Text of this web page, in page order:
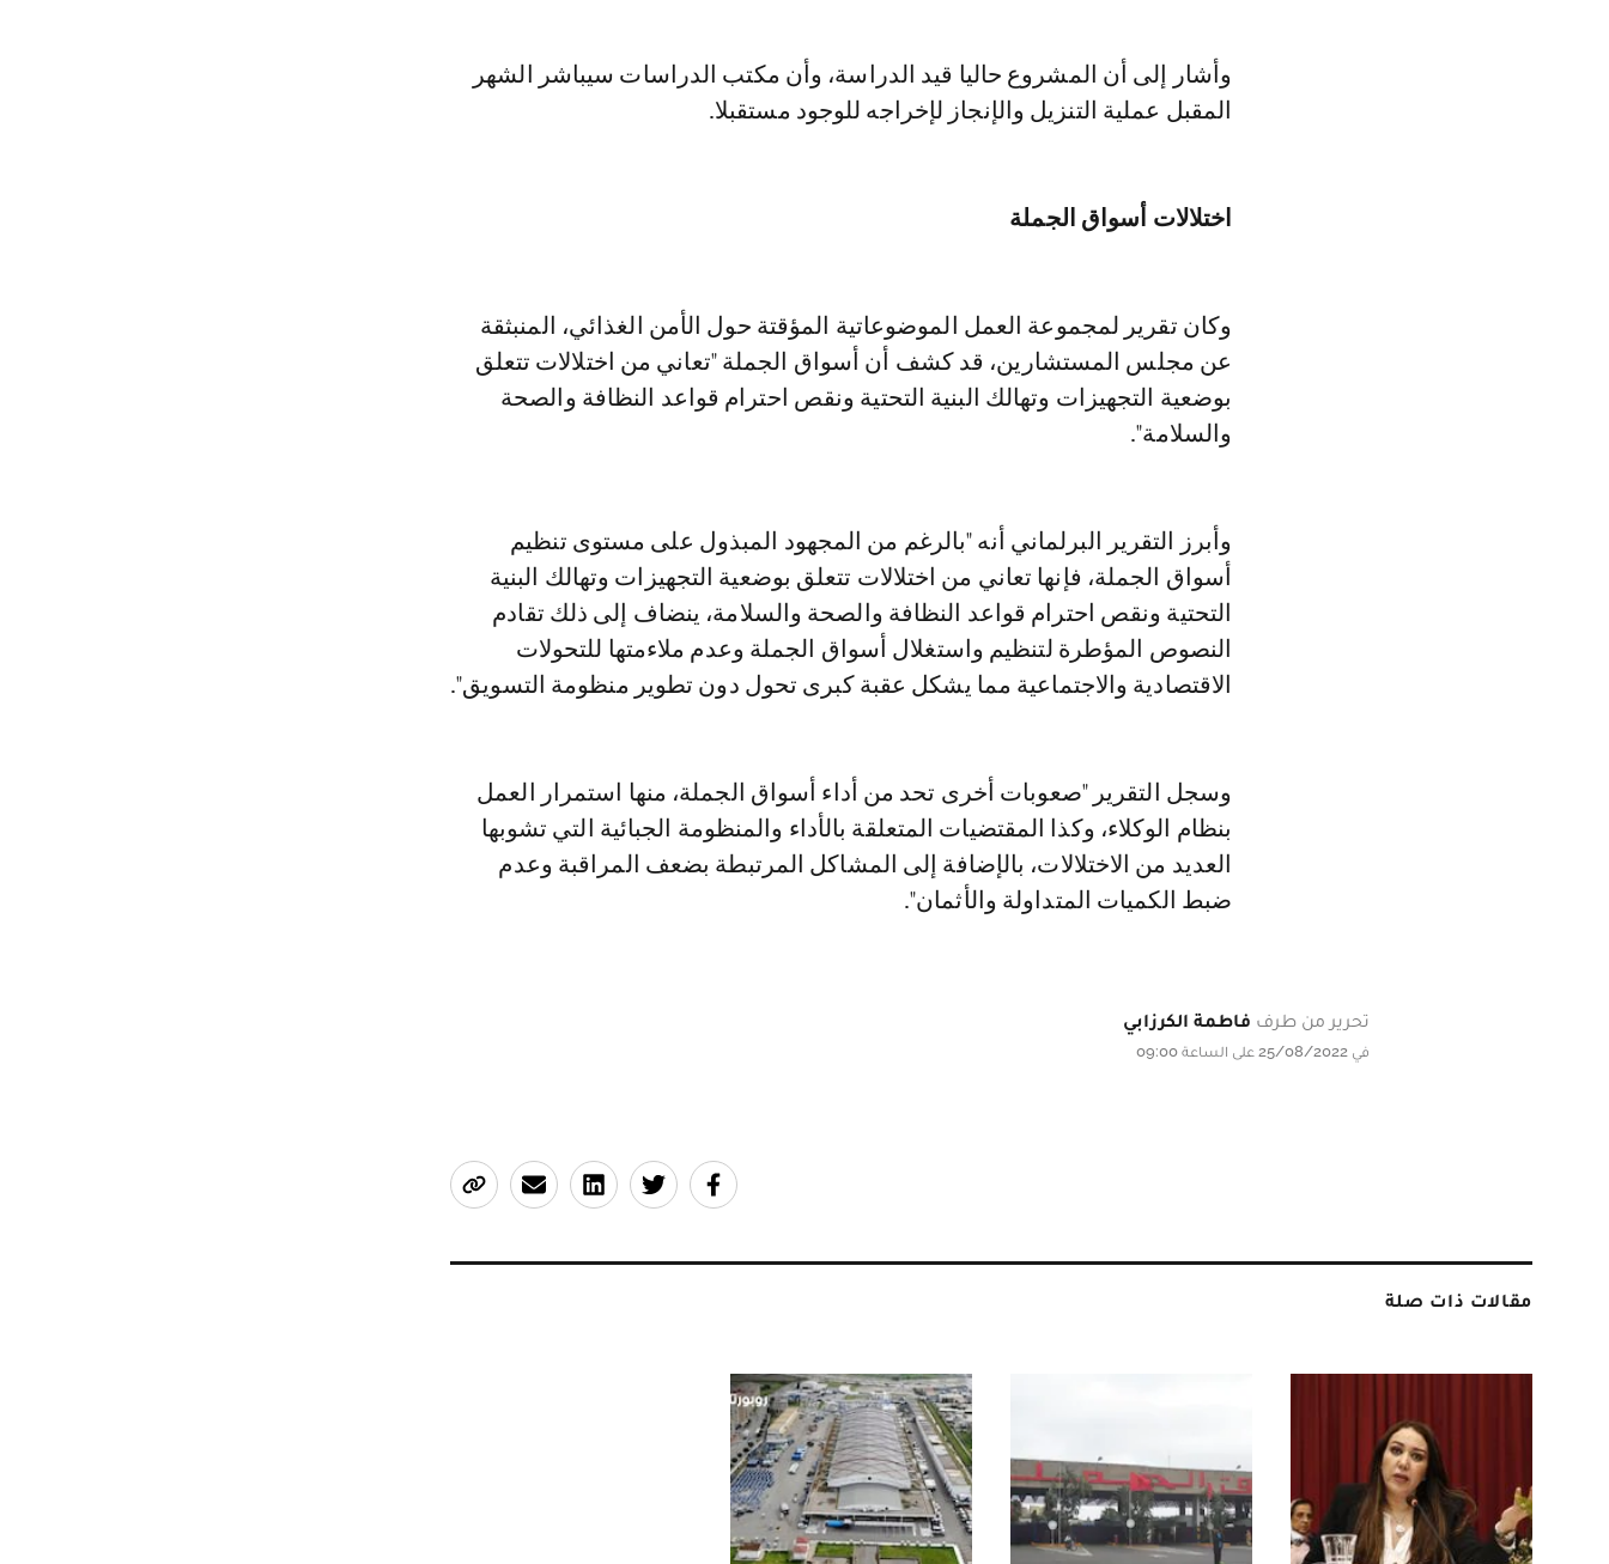
وأشار إلى أن المشروع حاليا قيد الدراسة، وأن مكتب الدراسات سيباشر الشهر
المقبل عملية التنزيل والإنجاز لإخراجه للوجود مستقبلا.
اختلالات أسواق الجملة
وكان تقرير لمجموعة العمل الموضوعاتية المؤقتة حول الأمن الغذائي، المنبثقة
عن مجلس المستشارين، قد كشف أن أسواق الجملة "تعاني من اختلالات تتعلق
بوضعية التجهيزات وتهالك البنية التحتية ونقص احترام قواعد النظافة والصحة
والسلامة".
وأبرز التقرير البرلماني أنه "بالرغم من المجهود المبذول على مستوى تنظيم
أسواق الجملة، فإنها تعاني من اختلالات تتعلق بوضعية التجهيزات وتهالك البنية
التحتية ونقص احترام قواعد النظافة والصحة والسلامة، ينضاف إلى ذلك تقادم
النصوص المؤطرة لتنظيم واستغلال أسواق الجملة وعدم ملاءمتها للتحولات
الاقتصادية والاجتماعية مما يشكل عقبة كبرى تحول دون تطوير منظومة التسويق".
وسجل التقرير "صعوبات أخرى تحد من أداء أسواق الجملة، منها استمرار العمل
بنظام الوكلاء، وكذا المقتضيات المتعلقة بالأداء والمنظومة الجبائية التي تشوبها
العديد من الاختلالات، بالإضافة إلى المشاكل المرتبطة بضعف المراقبة وعدم
ضبط الكميات المتداولة والأثمان".
تحرير من طرف فاطمة الكرزابي
في 25/08/2022 على الساعة 09:00
مقالات ذات صلة